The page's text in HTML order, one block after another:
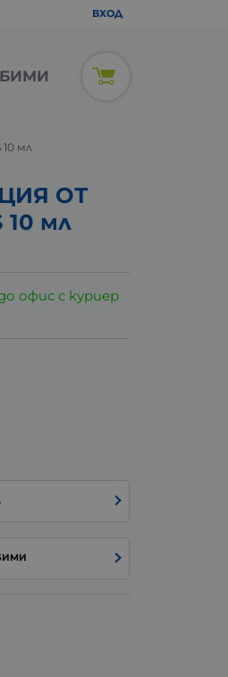
ВХОД
мл
ОТ
мл
офис с куриер